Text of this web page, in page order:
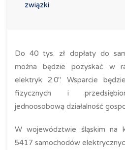
związki
Do 40 tys. zł dopłaty do
można będzie pozyskać w
elektryk 2.0". Wsparcie
fizycznych i
jednoosobową działalność
W województwie śląskim na
5417 samochodów